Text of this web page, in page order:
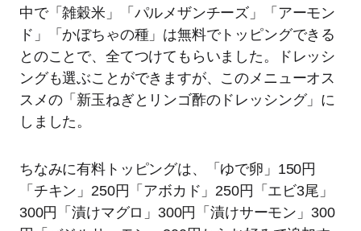
中で「雑穀米」「パルメザンチーズ」「アーモン
ド」「かぼちゃの種」は無料でトッピングできる
とのことで、全てつけてもらいました。ドレッシ
ングも選ぶことができますが、このメニューオス
スメの「新玉ねぎとリンゴ酢のドレッシング」に
しました。
ちなみに有料トッピングは、「ゆで卵」150円
「チキン」250円「アボカド」250円「エビ3尾」
300円「漬けマグロ」300円「漬けサーモン」300